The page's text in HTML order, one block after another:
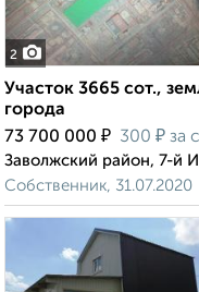
2
Участок 3665 сот.,
города
73 700 000 ₽ 300 ₽ за
Заволжский район, 7-й
Собственник, 31.07.2020